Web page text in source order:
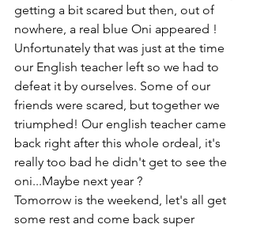
getting a bit scared but then, out of
nowhere, a real blue Oni appeared !
Unfortunately that was just at the time
our English teacher left so we had to
defeat it by ourselves. Some of our
friends were scared, but together we
triumphed! Our english teacher came
back right after this whole ordeal, it's
really too bad he didn't get to see the
oni...Maybe next year ?
Tomorrow is the weekend, let's all get
some rest and come back super